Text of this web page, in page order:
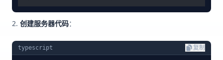
创建服务器代码：
typescript 复制